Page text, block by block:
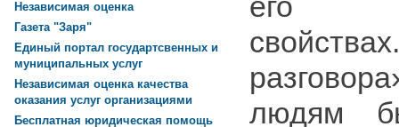
людям
Независимая оценка
Газета "Заря"
Единый портал государтсвенных и
муниципальных услуг
Независимая оценка качества
оказания услуг организациями
Бесплатная юридическая помощь